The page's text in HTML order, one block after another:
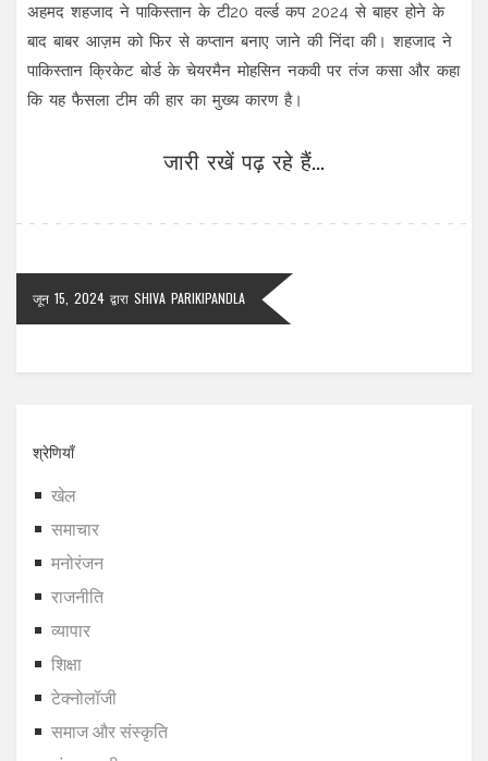
अहमद शहजाद ने पाकिस्तान के टी20 वर्ल्ड कप 2024 से बाहर होने के
बाद बाबर आज़म को फिर से कप्तान बनाए जाने की निंदा की। शहजाद ने
पाकिस्तान क्रिकेट बोर्ड के चेयरमैन मोहसिन नकवी पर तंज कसा और कहा
कि यह फैसला टीम की हार का मुख्य कारण है।
जारी रखें पढ़ रहे हैं...
जून 15, 2024 द्वारा SHIVA PARIKIPANDLA
श्रेणियाँ
खेल
समाचार
मनोरंजन
राजनीति
व्यापार
शिक्षा
टेक्नोलॉजी
समाज और संस्कृति